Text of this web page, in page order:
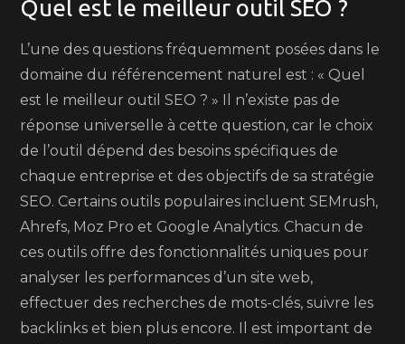
Quel est le meilleur outil SEO ?
L’une des questions fréquemment posées dans le
domaine du référencement naturel est : « Quel
est le meilleur outil SEO ? » Il n’existe pas de
réponse universelle à cette question, car le choix
de l’outil dépend des besoins spécifiques de
chaque entreprise et des objectifs de sa stratégie
SEO. Certains outils populaires incluent SEMrush,
Ahrefs, Moz Pro et Google Analytics. Chacun de
ces outils offre des fonctionnalités uniques pour
analyser les performances d’un site web,
effectuer des recherches de mots-clés, suivre les
backlinks et bien plus encore. Il est important de